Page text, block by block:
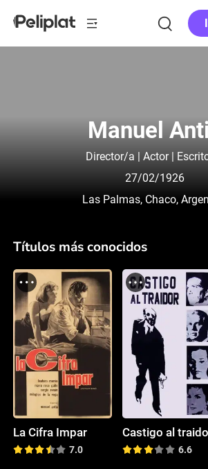
Manuel
Director/a | Actor |
27/02/1926
Las Palmas, Chaco,
Títulos más conocidos
La Cifra Impar
7.0
Castigo al
6.6